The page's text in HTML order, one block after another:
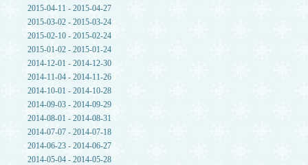
2015-04-11 - 2015-04-27
2015-03-02 - 2015-03-24
2015-02-10 - 2015-02-24
2015-01-02 - 2015-01-24
2014-12-01 - 2014-12-30
2014-11-04 - 2014-11-26
2014-10-01 - 2014-10-28
2014-09-03 - 2014-09-29
2014-08-01 - 2014-08-31
2014-07-07 - 2014-07-18
2014-06-23 - 2014-06-27
2014-05-04 - 2014-05-28